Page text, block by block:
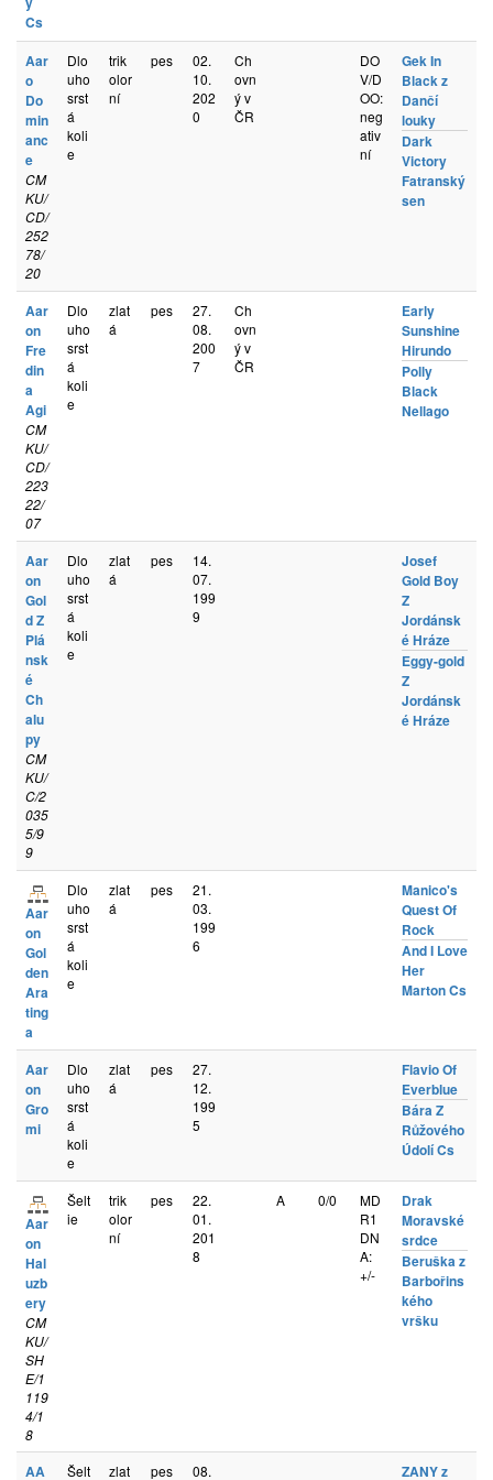
Cs
Aar
o
Do
min
anc
e
CM
KU/
CD/
252
78/
20
Dlo
uho
srst
á
koli
e
trik
olor
ní
pes
02.
10.
202
0
Ch
ovn
ý v
ČR
DO
V/D
OO:
neg
ativ
ní
Gek In
Black z
Dančí
louky
Dark
Victory
Fatranský
sen
Aar
on
Fre
din
a
Agi
CM
KU/
CD/
223
22/
07
Dlo
uho
srst
á
koli
e
zlat
á
pes
27.
08.
200
7
Ch
ovn
ý v
ČR
Early
Sunshine
Hirundo
Polly
Black
Nellago
Aar
on
Gol
d Z
Plá
nsk
é
Ch
alu
py
CM
KU/
C/2
035
5/9
9
Dlo
uho
srst
á
koli
e
zlat
á
pes
14.
07.
199
9
Josef
Gold Boy
Z
Jordánsk
é Hráze
Eggy-gold
Z
Jordánsk
é Hráze
Aar
on
Gol
den
Ara
ting
a
Dlo
uho
srst
á
koli
e
zlat
á
pes
21.
03.
199
6
Manico's
Quest Of
Rock
And I Love
Her
Marton Cs
Aar
on
Gro
mi
Dlo
uho
srst
á
koli
e
zlat
á
pes
27.
12.
199
5
Flavio Of
Everblue
Bára Z
Růžového
Údolí Cs
Aar
on
Hal
uzb
ery
CM
KU/
SH
E/1
119
4/1
8
Šelt
ie
trik
olor
ní
pes
22.
01.
201
8
A 0/0
MD
R1
DN
A:
+/-
Drak
Moravské
srdce
Beruška z
Barbořins
kého
vršku
AA Šelt zlat pes 08. ZANY z